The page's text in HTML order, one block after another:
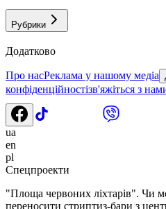
Рубрики
Додатково
Про насРеклама у нашому медіа
конфіденційностізв'яжіться з
ua
en
pl
Спецпроекти
"Площа червоних ліхтарів". Чи
переносити стриптиз-бари з